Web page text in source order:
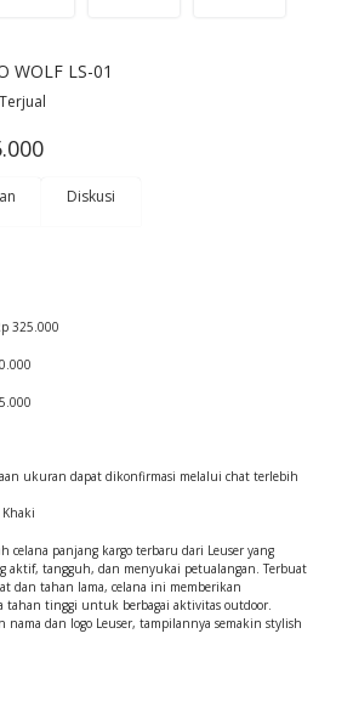
WOLF LS-01
Diskusi
325.000
ukuran dapat dikonfirmasi melalui chat terlebih
celana panjang kargo terbaru dari Leuser yang
aktif, tangguh, dan menyukai petualangan. Terbuat
dan tahan lama, celana ini memberikan
tahan tinggi untuk berbagai aktivitas outdoor.
nama dan logo Leuser, tampilannya semakin stylish